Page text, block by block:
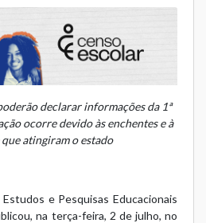
declarar informações da 1ª
ocorre devido às enchentes e à
atingiram o estado
e Pesquisas Educacionais
na terça-feira, 2 de julho, no